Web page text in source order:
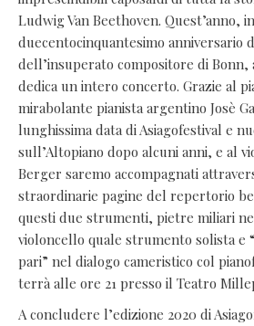
Ludwig Van Beethoven. Quest’anno,
duecentocinquantesimo anniversario
dell’insuperato compositore di Bonn,
dedica un intero concerto. Grazie al
mirabolante pianista argentino Josè
lunghissima data di Asiagofestival e
sull’Altopiano dopo alcuni anni, e al
Berger saremo accompagnati
straordinarie pagine del repertorio
questi due strumenti, pietre miliari
violoncello quale strumento solista e
pari” nel dialogo cameristico col
terrà alle ore 21 presso il Teatro
A concludere l’edizione 2020 di